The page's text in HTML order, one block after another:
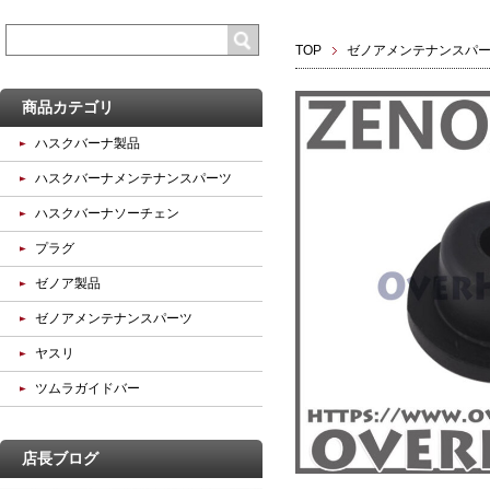
TOP ゼノアメンテナンスパ
商品カテゴリ
ハスクバーナ製品
ハスクバーナメンテナンスパーツ
ハスクバーナソーチェン
プラグ
ゼノア製品
ゼノアメンテナンスパーツ
ヤスリ
ツムラガイドバー
店長ブログ